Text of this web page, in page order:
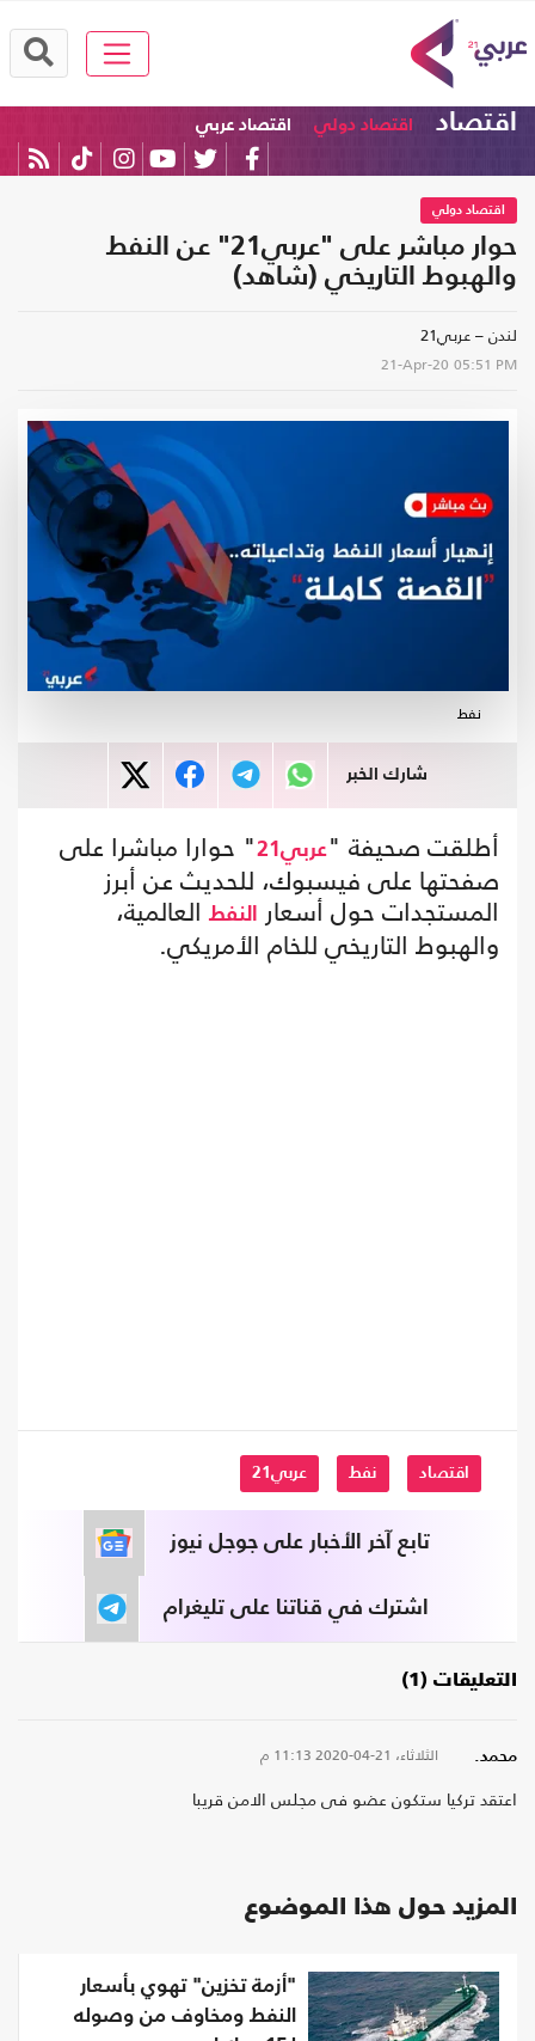
اقتصاد اقتصاد دولي اقتصاد عربي
اقتصاد دولي
حوار مباشر على "عربي21" عن النفط
والهبوط التاريخي (شاهد)
لندن – عربي21
21-Apr-20 05:51 PM
نفط
شارك الخبر
أطلقت صحيفة "عربي21
" حوارا مباشرا على
صفحتها على فيسبوك، للحديث عن أبرز
المستجدات حول أسعار النفط العالمية،
والهبوط التاريخي للخام الأمريكي.
اقتصاد نفط عربي21
تابع آخر الأخبار على جوجل نيوز
اشترك في قناتنا على تليغرام
التعليقات (1)
محمد. الثلاثاء، 21-04-2020 11:13 م
اعتقد تركيا ستكون عضو فى مجلس الامن قريبا
المزيد حول هذا الموضوع
"أزمة تخزين" تهوي بأسعار
النفط ومخاوف من وصوله